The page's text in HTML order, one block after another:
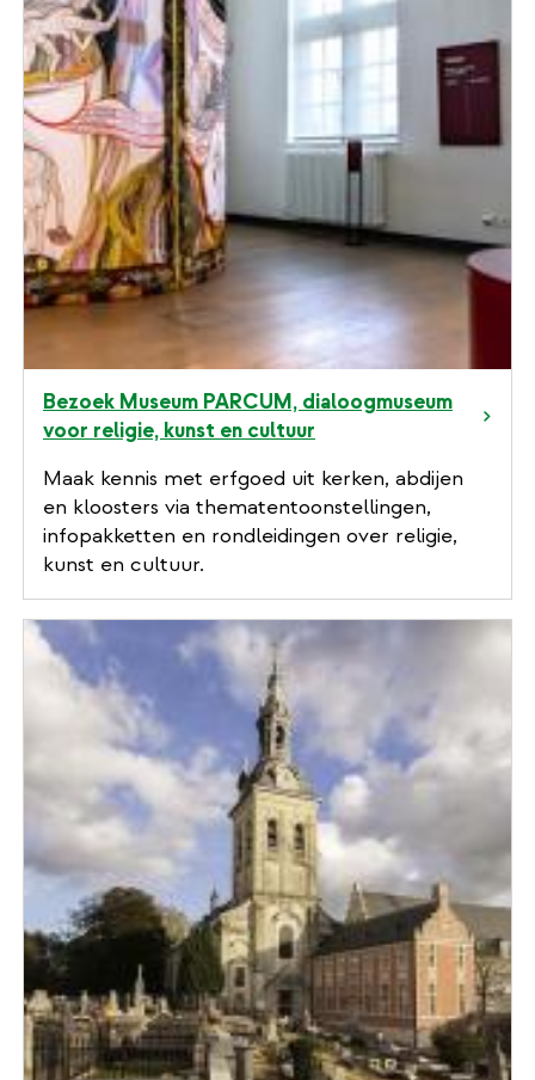
Bezoek Museum PARCUM, dialoogmuseum
voor religie, kunst en cultuur
Maak kennis met erfgoed uit kerken, abdijen
en kloosters via thematentoonstellingen,
infopakketten en rondleidingen over religie,
kunst en cultuur.